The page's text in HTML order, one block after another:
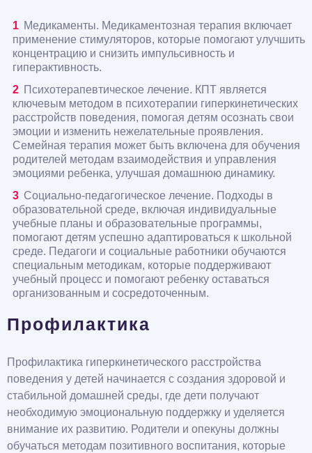
Медикаменты. Медикаментозная терапия включает
применение стимуляторов, которые помогают улучшить
концентрацию и снизить импульсивность и
гиперактивность.
Психотерапевтическое лечение. КПТ является
ключевым методом в психотерапии гиперкинетических
расстройств поведения, помогая детям осознать свои
эмоции и изменить нежелательные проявления.
Семейная терапия может быть включена для обучения
родителей методам взаимодействия и управления
эмоциями ребенка, улучшая домашнюю динамику.
Социально-педагогическое лечение. Подходы в
образовательной среде, включая индивидуальные
учебные планы и образовательные программы,
помогают детям успешно адаптироваться к школьной
среде. Педагоги и социальные работники обучаются
специальным методикам, которые поддерживают
учебный процесс и помогают ребенку оставаться
организованным и сосредоточенным.
Профилактика
Профилактика гиперкинетического расстройства
поведения у детей начинается с создания здоровой и
стабильной домашней среды, где дети получают
необходимую эмоциональную поддержку и уделяется
внимание их развитию. Родители и опекуны должны
обучаться методам позитивного воспитания, которые